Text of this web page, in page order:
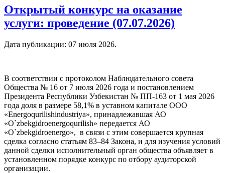
Открытый конкурс на оказание
услуги: проведение (07.07.2026)
Дата публикации: 07 июля 2026.
В соответствии с протоколом Наблюдательного совета
Общества № 16 от 7 июля 2026 года и постановлением
Президента Республики Узбекистан № ПП-163 от 1 мая 2026
года доля в размере 58,1% в уставном капитале ООО
«Energoqurilishindustriya», принадлежавшая АО
«O`zbekgidroenergoqurilish» передается АО
«O`zbekgidroenergo», в связи с этим совершается крупная
сделка согласно статьям 83–84 Закона, и для изучения условий
данной сделки исполнительный орган общества объявляет в
установленном порядке конкурс по отбору аудиторской
организации.